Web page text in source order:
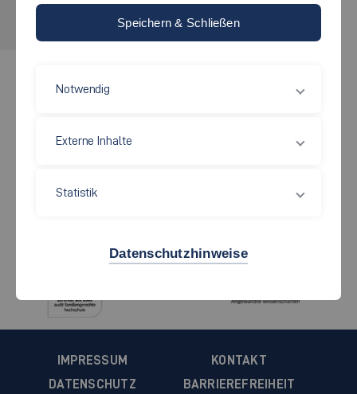
für das Wintersemester 2026/2027
IMPRESSUM
KONTAKT
DATENSCHUTZ
BARRIEREFREIHEIT
Speichern & Schließen
Notwendig
Externe Inhalte
Statistik
Datenschutzhinweise